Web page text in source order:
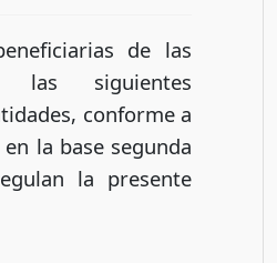
de las
las siguientes
conforme a
la base segunda
la presente